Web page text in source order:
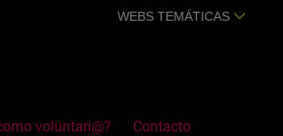
WEBS TEMÁTICAS
voluntari@? Contacto